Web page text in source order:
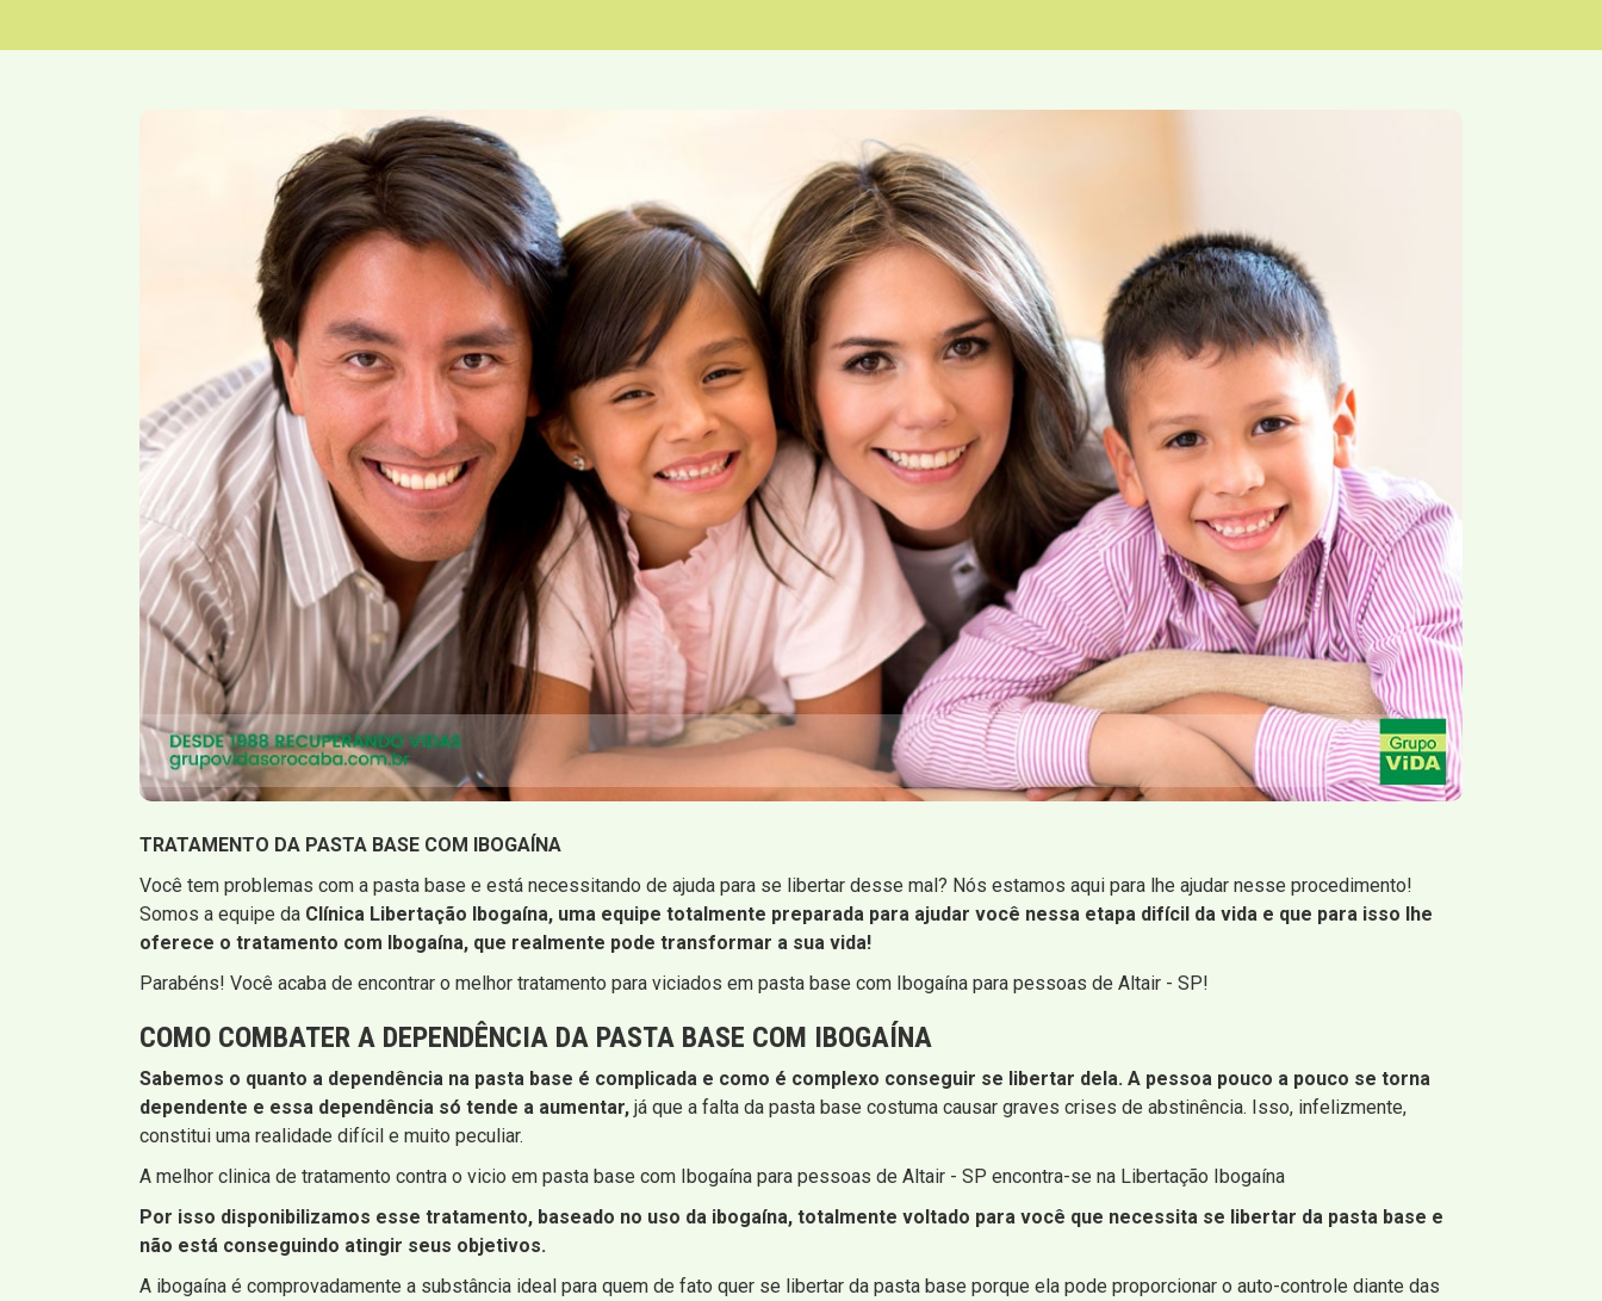
TRATAMENTO DA PASTA BASE COM IBOGAÍNA
Você tem problemas com a pasta base e está necessitando de ajuda para se libertar desse mal? Nós estamos aqui para lhe ajudar nesse procedimento!
Somos a equipe da Clínica Libertação Ibogaína, uma equipe totalmente preparada para ajudar você nessa etapa difícil da vida e que para isso lhe
oferece o tratamento com Ibogaína, que realmente pode transformar a sua vida!
Parabéns! Você acaba de encontrar o melhor tratamento para viciados em pasta base com Ibogaína para pessoas de Altair - SP!
COMO COMBATER A DEPENDÊNCIA DA PASTA BASE COM IBOGAÍNA
Sabemos o quanto a dependência na pasta base é complicada e como é complexo conseguir se libertar dela. A pessoa pouco a pouco se torna
dependente e essa dependência só tende a aumentar, já que a falta da pasta base costuma causar graves crises de abstinência. Isso, infelizmente,
constitui uma realidade difícil e muito peculiar.
A melhor clinica de tratamento contra o vicio em pasta base com Ibogaína para pessoas de Altair - SP encontra-se na Libertação Ibogaína
Por isso disponibilizamos esse tratamento, baseado no uso da ibogaína, totalmente voltado para você que necessita se libertar da pasta base e
não está conseguindo atingir seus objetivos.
A ibogaína é comprovadamente a substância ideal para quem de fato quer se libertar da pasta base porque ela pode proporcionar o auto-controle diante das